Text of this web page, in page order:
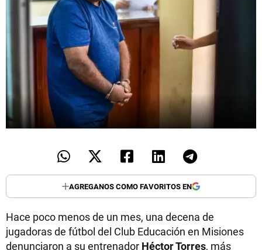
AGREGANOS COMO FAVORITOS EN
Hace poco menos de un mes, una decena de
jugadoras de fútbol del Club Educación en Misiones
denunciaron a su entrenador Héctor Torres, más
Seguinos